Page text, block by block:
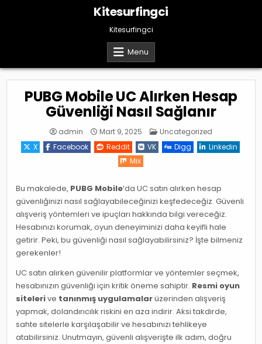
Kitesurfingci
Kitesurfingci
Menu
PUBG Mobile UC Alırken Hesap
Güvenliği Nasıl Sağlanır
admin Mart 9, 2025 Posted
Uncategorized
X
Facebook Reddit VK Digg
Linkedin
Mix
Bu makalede, PUBG Mobile‘da UC satın alırken hesap
güvenliğinizi nasıl sağlayabileceğinizi keşfedeceğiz. Güvenli
alışveriş yöntemleri ve ipuçları hakkında bilgi vereceğiz.
Hesabınızı korumak, oyun deneyiminizi daha keyifli hale
getirir. Peki, bu güvenliği nasıl sağlayabilirsiniz? İşte bilmeniz
gerekenler!
UC satın alırken güvenilir platformlar ve yöntemler seçmek,
hesabınızın güvenliği için kritik öneme sahiptir. Resmi oyun
sitelerive tanınmış uygulamalarüzerinden alışveriş
yapmak, dolandırıcılık riskini en aza indirir. Aksi takdirde,
sahte sitelerle karşılaşabilir ve hesabınızı tehlikeye
atabilirsiniz. Unutmayın, güvenli alışverişte ilk adım, doğru